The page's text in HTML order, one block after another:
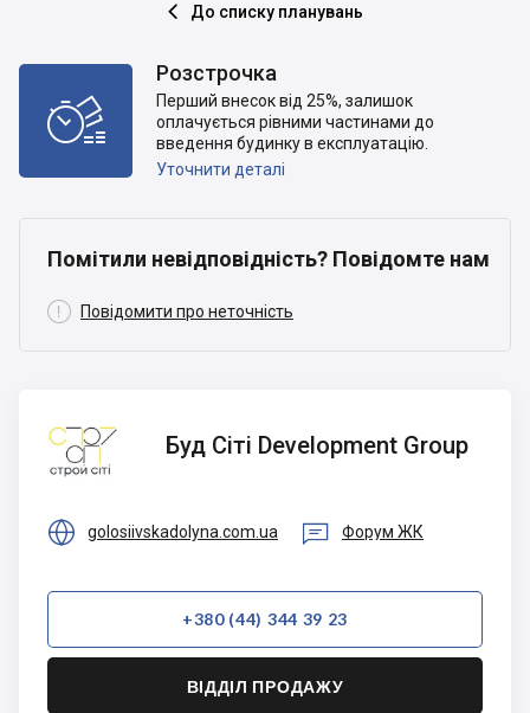
 До списку планувань

Розстрочка
Перший внесок від 25%, залишок
оплачується рівними частинами до
введення будинку в експлуатацію.
Уточнити деталі
Помітили невідповідність? Повідомте нам
 Повідомити про неточність
Буд Сіті
Development
Group
Буд Сіті Development Group
 golosiivskadolyna.com.ua  Форум ЖК
+380 (44) 344 39 23
ВІДДІЛ ПРОДАЖУ